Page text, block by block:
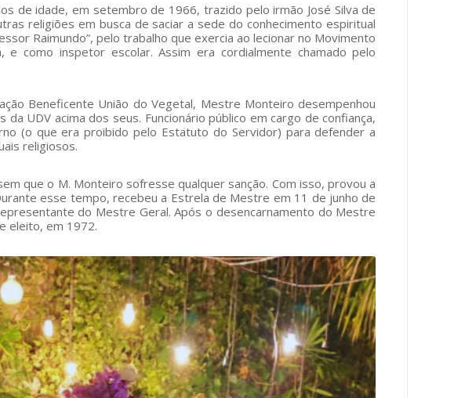
de idade, em setembro de 1966, trazido pelo irmão José Silva de
religiões em busca de saciar a sede do conhecimento espiritual
Raimundo”, pelo trabalho que exercia ao lecionar no Movimento
e como inspetor escolar. Assim era cordialmente chamado pelo
Beneficente União do Vegetal, Mestre Monteiro desempenhou
UDV acima dos seus. Funcionário público em cargo de confiança,
(o que era proibido pelo Estatuto do Servidor) para defender a
religiosos.
que o M. Monteiro sofresse qualquer sanção. Com isso, provou a
esse tempo, recebeu a Estrela de Mestre em 11 de junho de
do Mestre Geral. Após o desencarnamento do Mestre
eleito, em 1972.